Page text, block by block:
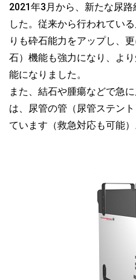
2021年3月から、新たな尿
した。従来から行われてい
りも砕石能力をアップし、
石）機能も強力になり、よ
能になりました。
また、結石や腫瘍などで急
は、尿管の管（尿管ステン
ています（救急対応も可能）